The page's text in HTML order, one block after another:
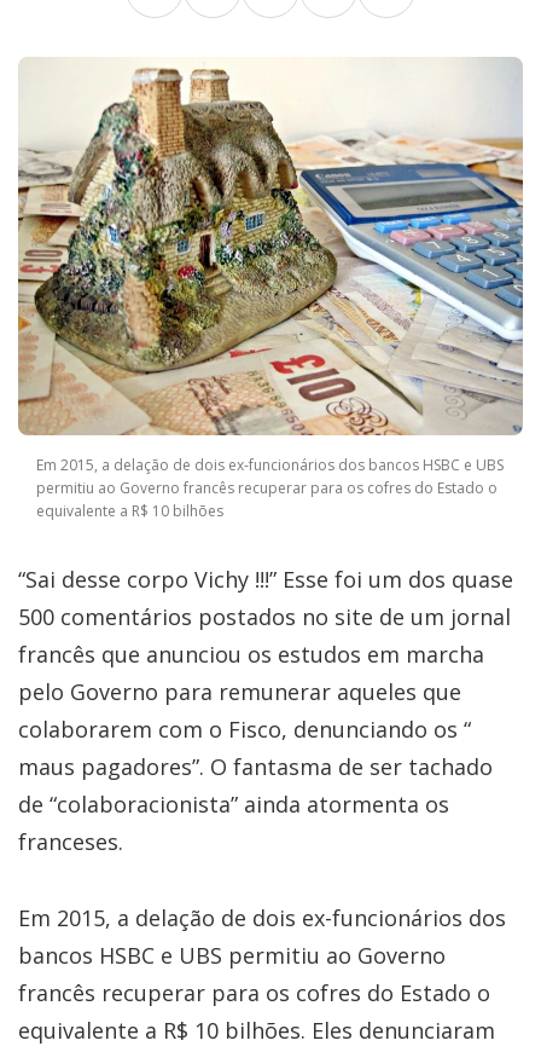
Em 2015, a delação de dois ex-funcionários dos bancos HSBC e UBS
permitiu ao Governo francês recuperar para os cofres do Estado o
equivalente a R$ 10 bilhões
“Sai desse corpo Vichy !!!” Esse foi um dos quase
500 comentários postados no site de um jornal
francês que anunciou os estudos em marcha
pelo Governo para remunerar aqueles que
colaborarem com o Fisco, denunciando os “
maus pagadores”. O fantasma de ser tachado
de “colaboracionista” ainda atormenta os
franceses.
Em 2015, a delação de dois ex-funcionários dos
bancos HSBC e UBS permitiu ao Governo
francês recuperar para os cofres do Estado o
equivalente a R$ 10 bilhões. Eles denunciaram